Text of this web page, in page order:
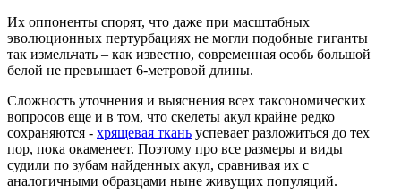
Их оппоненты спорят, что даже при масштабных
эволюционных пертурбациях не могли подобные гиганты
так измельчать – как известно, современная особь большой
белой не превышает 6-метровой длины.
Сложность уточнения и выяснения всех таксономических
вопросов еще и в том, что скелеты акул крайне редко
сохраняются - хрящевая ткань успевает разложиться до тех
пор, пока окаменеет. Поэтому про все размеры и виды
судили по зубам найденных акул, сравнивая их с
аналогичными образцами ныне живущих популяций.